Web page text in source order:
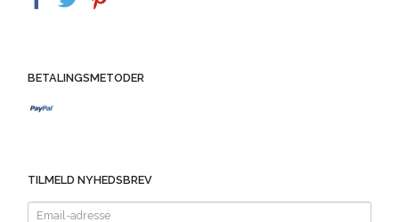
BETALINGSMETODER
TILMELD NYHEDSBREV
Email-